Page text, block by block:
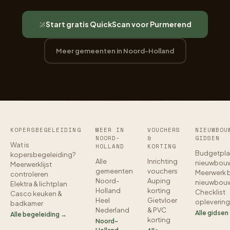
Start gratis QuickScan voor Purmerend
Meer gemeenten in Noord-Holland
KOPERSBEGELEIDING
Wat is
kopersbegeleiding?
Meerwerklijst
controleren
Elektra & lichtplan
Casco keuken &
badkamer
Alle begeleiding →
MEER IN
NOORD-
HOLLAND
Alle
gemeenten
Noord-
Holland
Heel
Nederland
Noord-
VOUCHERS
&
KORTING
Inrichting
vouchers
Auping
korting
Gietvloer
& PVC
korting
GIDSEN
Meerwerk
Checklist
oplevering
Alle